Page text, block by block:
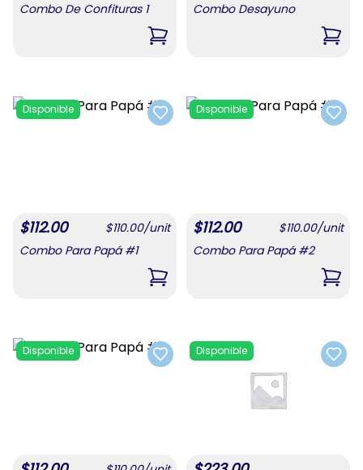
Combo De Confituras 1
,Combo De Confituras 1
Combo Desayuno
,
Add to favorites
Disponible
$112.00 $110.00/unit
Combo Para Papá #1
,Combo Para Papá #1
Add
Disponible
$112.00 $110.00/unit
Combo Para Papá #2
,
Add to favorites
Disponible
Add
Disponible